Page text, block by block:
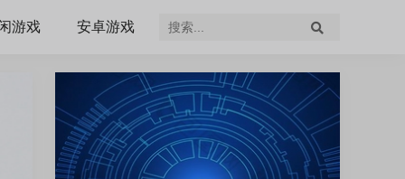
游戏 安卓游戏